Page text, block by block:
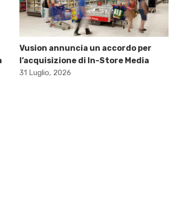
Vusion annuncia un accordo per
l’acquisizione di In-Store Media
31 Luglio, 2026